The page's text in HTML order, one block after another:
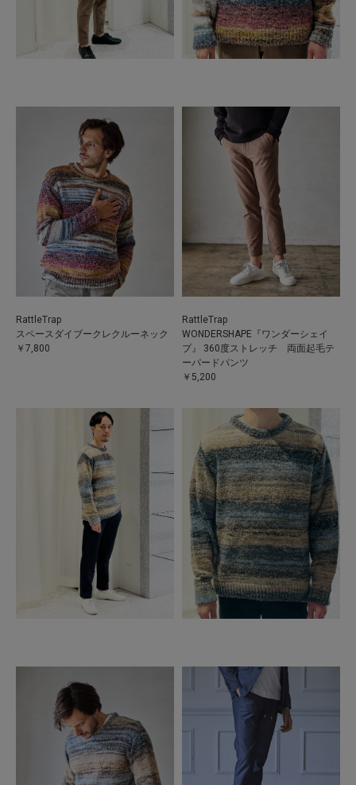
RattleTrap
スペースダイブークレクルーネック
￥7,800
RattleTrap
WONDERSHAPE『ワンダーシェイ
プ』 360度ストレッチ 両面起毛テ
ーパードパンツ
￥5,200